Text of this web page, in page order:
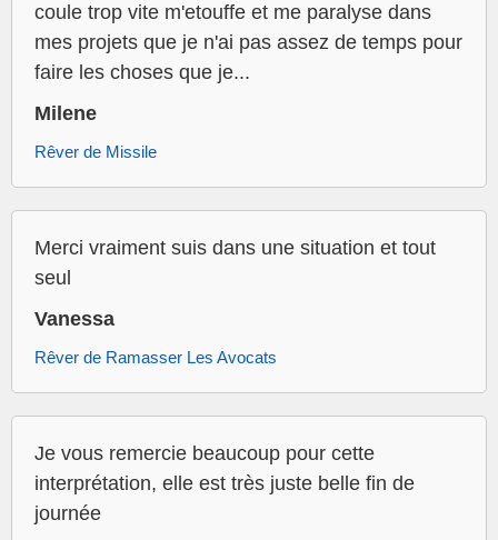
coule trop vite m'etouffe et me paralyse dans
mes projets que je n'ai pas assez de temps pour
faire les choses que je...
Milene
Rêver de Missile
Merci vraiment suis dans une situation et tout
seul
Vanessa
Rêver de Ramasser Les Avocats
Je vous remercie beaucoup pour cette
interprétation, elle est très juste belle fin de
journée